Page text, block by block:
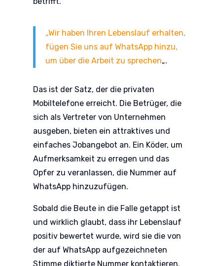
„Wir haben Ihren Lebenslauf erhalten,
fügen Sie uns auf WhatsApp hinzu,
um über die Arbeit zu sprechen„.
Das ist der Satz, der die privaten
Mobiltelefone erreicht. Die Betrüger, die
sich als Vertreter von Unternehmen
ausgeben, bieten ein attraktives und
einfaches Jobangebot an. Ein Köder, um
Aufmerksamkeit zu erregen und das
Opfer zu veranlassen, die Nummer auf
WhatsApp hinzuzufügen.
Sobald die Beute in die Falle getappt ist
und wirklich glaubt, dass ihr Lebenslauf
positiv bewertet wurde, wird sie die von
der auf WhatsApp aufgezeichneten
Stimme diktierte Nummer kontaktieren.